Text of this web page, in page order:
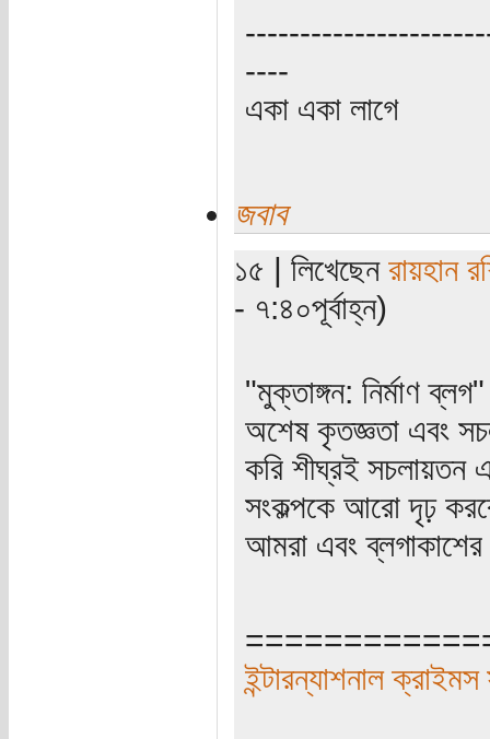
----
একা একা লাগে
জবাব
১৫ | লিখেছেন রায়হান
- ৭:৪০পূর্বাহ্ন)
"মুক্তাঙ্গন: নির্মাণ
অশেষ কৃতজ্ঞতা এবং
করি শীঘ্রই সচলায়তন
সংকল্পকে আরো দৃঢ়
আমরা এবং
ইন্টারন্যাশনাল